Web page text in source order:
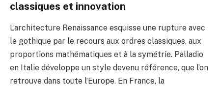
classiques et innovation
L’architecture Renaissance esquisse une rupture avec
le gothique par le recours aux ordres classiques, aux
proportions mathématiques et à la symétrie. Palladio
en Italie développe un style devenu référence, que l’on
retrouve dans toute l’Europe. En France, la